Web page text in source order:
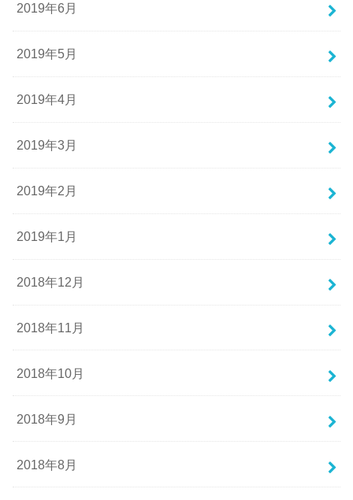
2019年6月
2019年5月
2019年4月
2019年3月
2019年2月
2019年1月
2018年12月
2018年11月
2018年10月
2018年9月
2018年8月